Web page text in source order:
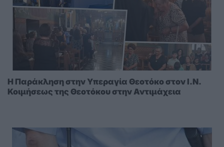
Η Παράκληση στην Υπεραγία Θεοτόκο στoν I.N.
Κοιμήσεως της Θεοτόκου στην Αντιμάχεια